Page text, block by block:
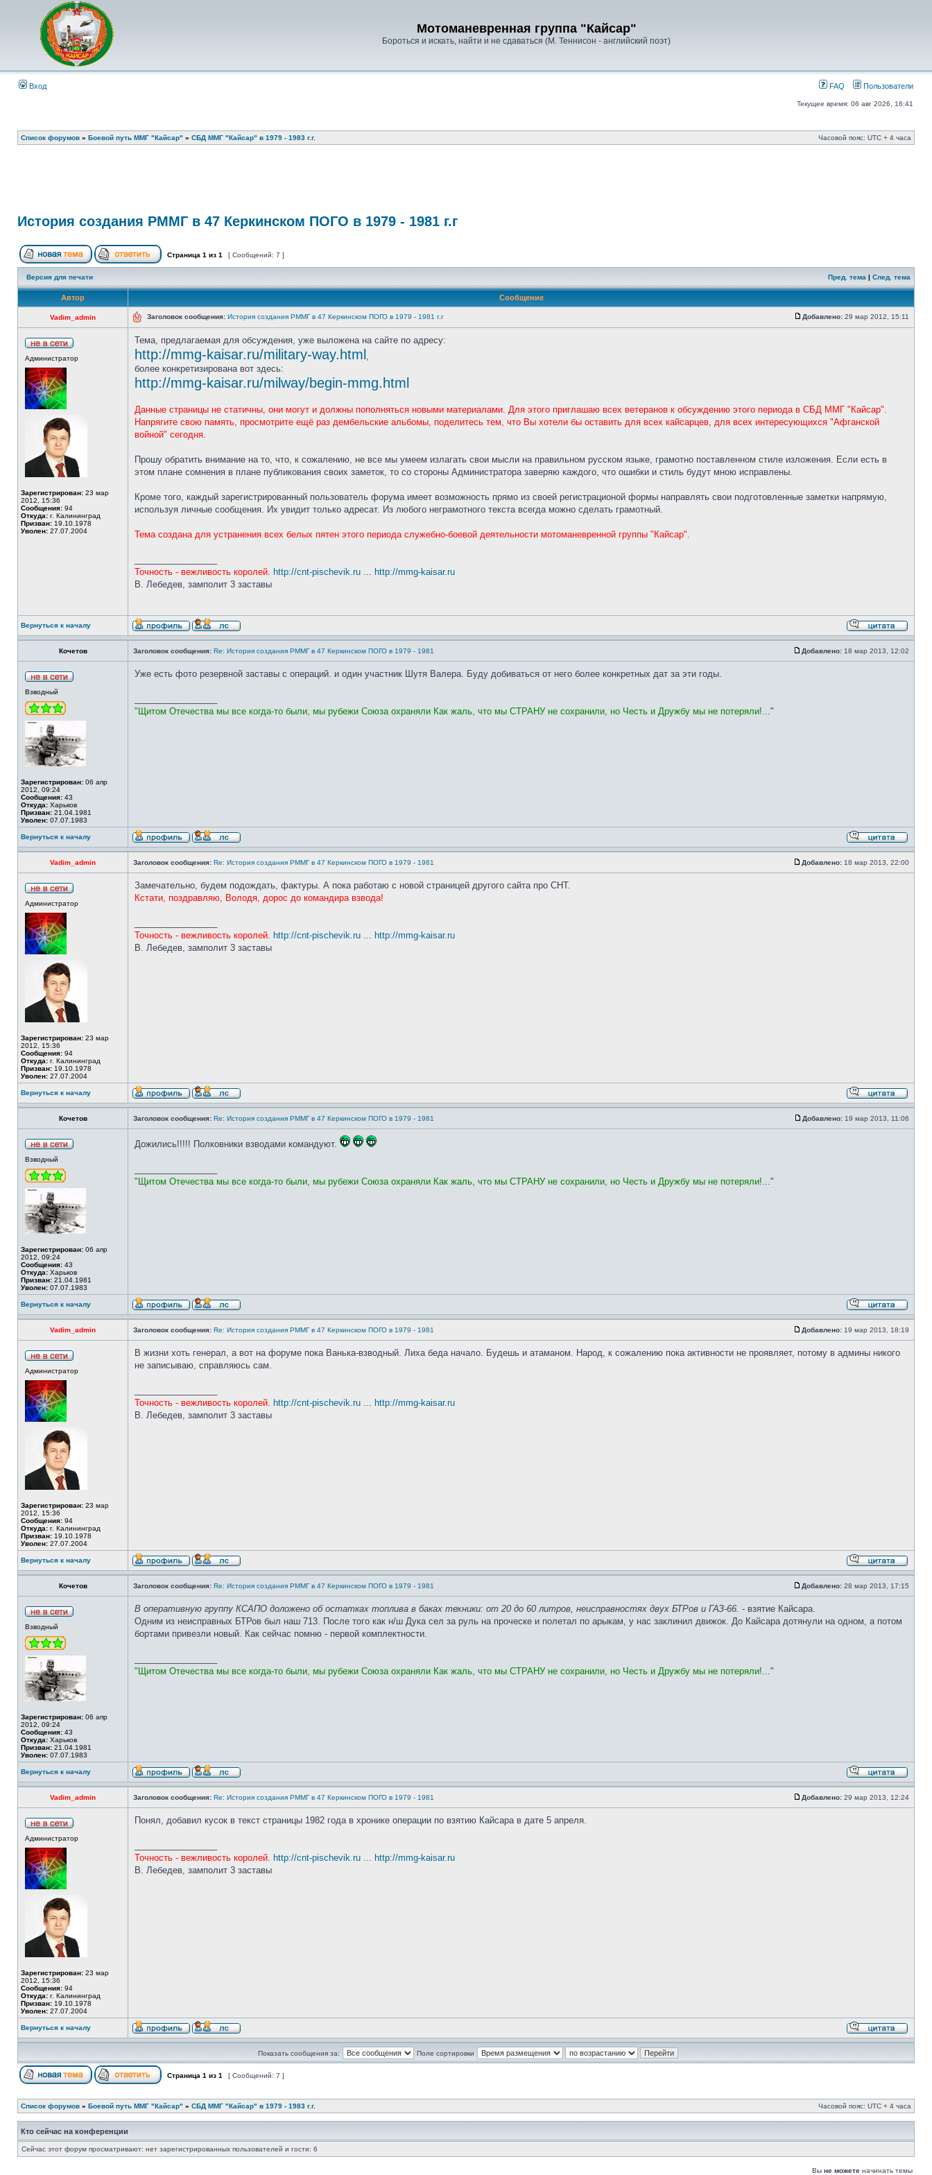
Мотоманевренная группа "Кайсар"
Бороться и искать, найти и не сдаваться (М. Теннисон - английский поэт)
Вход FAQ Пользователи
Текущее время: 06 авг 2026, 16:41
Список форумов » Боевой путь ММГ "Кайсар" » СБД ММГ "Кайсар" в 1979 - 1983 г.г. Часовой пояс: UTC + 4 часа
История создания РММГ в 47 Керкинском ПОГО в 1979 - 1981 г.г
Страница 1 из 1 [ Сообщений: 7 ]
Версия для печати Пред. тема | След. тема
Автор Сообщение
Vadim_admin Заголовок сообщения: История создания РММГ в 47 Керкинском ПОГО в 1979 - 1981 г.г Добавлено: 29 мар 2012, 15:11
Администратор
Зарегистрирован: 23 мар
2012, 15:36
Сообщения: 94
Откуда: г. Калининград
Призван: 19.10.1978
Уволен: 27.07.2004
Тема, предлагаемая для обсуждения, уже выложена на сайте по адресу:
http://mmg-kaisar.ru/military-way.html ,
более конкретизирована вот здесь:
http://mmg-kaisar.ru/milway/begin-mmg.html
Данные страницы не статичны, они могут и должны пополняться новыми материалами. Для этого приглашаю всех ветеранов к обсуждению этого периода в СБД ММГ "Кайсар".
Напрягите свою память, просмотрите ещё раз дембельские альбомы, поделитесь тем, что Вы хотели бы оставить для всех кайсарцев, для всех интересующихся "Афганской
войной" сегодня.
Прошу обратить внимание на то, что, к сожалению, не все мы умеем излагать свои мысли на правильном русском языке, грамотно поставленном стиле изложения. Если есть в
этом плане сомнения в плане публикования своих заметок, то со стороны Администратора заверяю каждого, что ошибки и стиль будут мною исправлены.
Кроме того, каждый зарегистрированный пользователь форума имеет возможность прямо из своей регистрационой формы направлять свои подготовленные заметки напрямую,
используя личные сообщения. Их увидит только адресат. Из любого неграмотного текста всегда можно сделать грамотный.
Тема создана для устранения всех белых пятен этого периода служебно-боевой деятельности мотоманевренной группы "Кайсар".
Точность - вежливость королей. http://cnt-pischevik.ru ... http://mmg-kaisar.ru
В. Лебедев, замполит 3 заставы
Вернуться к началу
Кочетов Заголовок сообщения: Re: История создания РММГ в 47 Керкинском ПОГО в 1979 - 1981 Добавлено: 18 мар 2013, 12:02
Взводный
Зарегистрирован: 06 апр
2012, 09:24
Сообщения: 43
Откуда: Харьков
Призван: 21.04.1981
Уволен: 07.07.1983
Уже есть фото резервной заставы с операций. и один участник Шутя Валера. Буду добиваться от него более конкретных дат за эти годы.
"Щитом Отечества мы все когда-то были, мы рубежи Союза охраняли Как жаль, что мы СТРАНУ не сохранили, но Честь и Дружбу мы не потеряли!..."
Вернуться к началу
Vadim_admin Заголовок сообщения: Re: История создания РММГ в 47 Керкинском ПОГО в 1979 - 1981 Добавлено: 18 мар 2013, 22:00
Администратор
Зарегистрирован: 23 мар
2012, 15:36
Сообщения: 94
Откуда: г. Калининград
Призван: 19.10.1978
Уволен: 27.07.2004
Замечательно, будем подождать, фактуры. А пока работаю с новой страницей другого сайта про СНТ.
Кстати, поздравляю, Володя, дорос до командира взвода!
Точность - вежливость королей. http://cnt-pischevik.ru ... http://mmg-kaisar.ru
В. Лебедев, замполит 3 заставы
Вернуться к началу
Кочетов Заголовок сообщения: Re: История создания РММГ в 47 Керкинском ПОГО в 1979 - 1981 Добавлено: 19 мар 2013, 11:06
Взводный
Зарегистрирован: 06 апр
2012, 09:24
Сообщения: 43
Откуда: Харьков
Призван: 21.04.1981
Уволен: 07.07.1983
Дожились!!!!! Полковники взводами командуют.
"Щитом Отечества мы все когда-то были, мы рубежи Союза охраняли Как жаль, что мы СТРАНУ не сохранили, но Честь и Дружбу мы не потеряли!..."
Вернуться к началу
Vadim_admin Заголовок сообщения: Re: История создания РММГ в 47 Керкинском ПОГО в 1979 - 1981 Добавлено: 19 мар 2013, 18:19
Администратор
Зарегистрирован: 23 мар
2012, 15:36
Сообщения: 94
Откуда: г. Калининград
Призван: 19.10.1978
Уволен: 27.07.2004
В жизни хоть генерал, а вот на форуме пока Ванька-взводный. Лиха беда начало. Будешь и атаманом. Народ, к сожалению пока активности не проявляет, потому в админы никого
не записываю, справляюсь сам.
Точность - вежливость королей. http://cnt-pischevik.ru ... http://mmg-kaisar.ru
В. Лебедев, замполит 3 заставы
Вернуться к началу
Кочетов Заголовок сообщения: Re: История создания РММГ в 47 Керкинском ПОГО в 1979 - 1981 Добавлено: 28 мар 2013, 17:15
Взводный
Зарегистрирован: 06 апр
2012, 09:24
Сообщения: 43
Откуда: Харьков
Призван: 21.04.1981
Уволен: 07.07.1983
В оперативную группу КСАПО доложено об остатках топлива в баках техники: от 20 до 60 литров, неисправностях двух БТРов и ГАЗ-66. - взятие Кайсара.
Одним из неисправных БТРов был наш 713. После того как н/ш Дука сел за руль на проческе и полетал по арыкам, у нас заклинил движок. До Кайсара дотянули на одном, а потом
бортами привезли новый. Как сейчас помню - первой комплектности.
"Щитом Отечества мы все когда-то были, мы рубежи Союза охраняли Как жаль, что мы СТРАНУ не сохранили, но Честь и Дружбу мы не потеряли!..."
Вернуться к началу
Vadim_admin Заголовок сообщения: Re: История создания РММГ в 47 Керкинском ПОГО в 1979 - 1981 Добавлено: 29 мар 2013, 12:24
Администратор
Зарегистрирован: 23 мар
2012, 15:36
Сообщения: 94
Откуда: г. Калининград
Призван: 19.10.1978
Уволен: 27.07.2004
Понял, добавил кусок в текст страницы 1982 года в хронике операции по взятию Кайсара в дате 5 апреля.
Точность - вежливость королей. http://cnt-pischevik.ru ... http://mmg-kaisar.ru
В. Лебедев, замполит 3 заставы
Вернуться к началу
Показать сообщения за: Поле сортировки
Страница 1 из 1 [ Сообщений: 7 ]
Список форумов » Боевой путь ММГ "Кайсар" » СБД ММГ "Кайсар" в 1979 - 1983 г.г. Часовой пояс: UTC + 4 часа
Кто сейчас на конференции
Сейчас этот форум просматривают: нет зарегистрированных пользователей и гости: 6
Вы не можете начинать темы